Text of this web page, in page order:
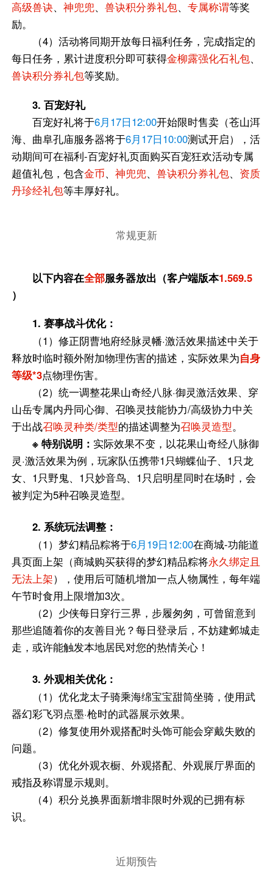
高级兽诀、神兜兜、兽诀积分券礼包、专属称谓等奖
励。
（4）活动将同期开放每日福利任务，完成指定的
每日任务，累计进度积分即可获得金柳露强化石礼包、
兽诀积分券礼包等奖励。
3. 百宠好礼
百宠好礼将于6月17日12:00开始限时售卖（苍山洱
海、曲阜孔庙服务器将于6月17日10:00测试开启），活
动期间可在福利-百宠好礼页面购买百宠狂欢活动专属
超值礼包，包含金币、神兜兜、兽诀积分券礼包、 资质
丹珍经礼包等丰厚好礼。
常规更新
以下内容在全部服务器放出（客户端版本1.569.5
）
1. 赛事战斗优化：
（1）修正阴曹地府经脉灵幡·激活效果描述中关于
释放时临时额外附加物理伤害的描述，实际效果为自身
等级*3点物理伤害。
（2）统一调整花果山奇经八脉·御灵激活效果、穿
山岳专属内丹同心御、召唤灵技能协力/高级协力中关
于出战召唤灵种类/类型的描述调整为召唤灵造型。
※ 特别说明： 实际效果不变，以花果山奇经八脉御
灵·激活效果为例，玩家队伍携带1只蝴蝶仙子、1只龙
女、1只野鬼、1只妙音鸟、1只启明星同时在场时，会
被判定为5种召唤灵造型。
2. 系统玩法调整：
（1）梦幻精品粽将于6月19日12:00在商城-功能道
具页面上架（商城购买获得的梦幻精品粽将永久绑定且
无法上架），使用后可随机增加一点人物属性，每年端
午节时食用上限增加3次。
（2）少侠每日穿行三界，步履匆匆，可曾留意到
那些追随着你的友善目光？每日登录后，不妨建邺城走
走，或许能触发本地居民对您的热情关心！
3. 外观相关优化：
（1）优化龙太子骑乘海绵宝宝甜筒坐骑，使用武
器幻彩飞羽点墨·枪时的武器展示效果。
（2）修复使用外观搭配时头饰可能会穿戴失败的
问题。
（3）优化外观衣橱、外观搭配、外观展厅界面的
戒指及称谓显示规则。
（4）积分兑换界面新增非限时外观的已拥有标
识。
近期预告